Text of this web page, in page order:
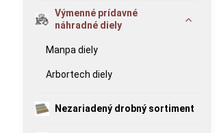
Výmenné prídavné
náhradné diely
Manpa diely
Arbortech diely
Nezariadený drobný sortiment